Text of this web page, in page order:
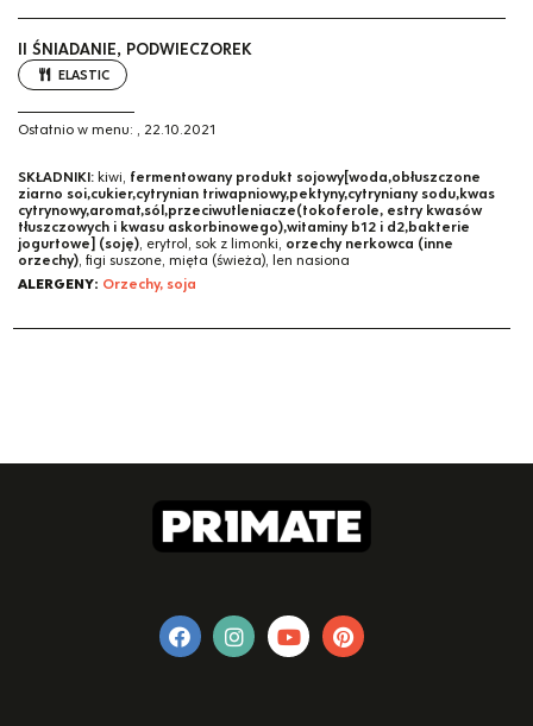
II ŚNIADANIE, PODWIECZOREK
ELASTIC
Ostatnio w menu: , 22.10.2021
SKŁADNIKI: kiwi, fermentowany produkt sojowy[woda,obłuszczone
ziarno soi,cukier,cytrynian triwapniowy,pektyny,cytryniany sodu,kwas
cytrynowy,aromat,sól,przeciwutleniacze(tokoferole, estry kwasów
tłuszczowych i kwasu askorbinowego),witaminy b12 i d2,bakterie
jogurtowe] (soję), erytrol, sok z limonki, orzechy nerkowca (inne
orzechy), figi suszone, mięta (świeża), len nasiona
ALERGENY: Orzechy, soja